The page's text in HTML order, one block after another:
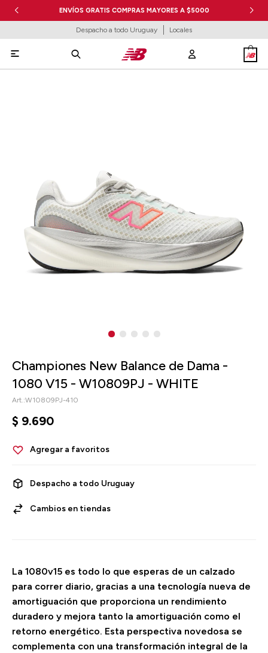
ENVÍOS GRATIS COMPRAS MAYORES A $5000
Despacho a todo Uruguay Locales

Championes New Balance de Dama -
1080 V15 - W10809PJ - WHITE
W10809PJ-410
$ 9.690
Despacho a todo Uruguay
Cambios en tiendas
La 1080v15 es todo lo que esperas de un calzado
para correr diario, gracias a una tecnología nueva de
amortiguación que proporciona un rendimiento
duradero y mejora tanto la amortiguación como el
retorno energético. Esta perspectiva novedosa se
complementa con una transformación integral de la